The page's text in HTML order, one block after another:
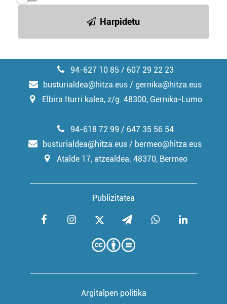
irakurri
Harpidetu
94-627 10 85 / 607 29 22 23
busturialdea@hitza.eus / gernika@hitza.eus
Elbira Iturri kalea, z/g. 48300, Gernika-Lumo
Publizitatea
94-618 72 99 / 647 35 56 54
busturialdea@hitza.eus / bermeo@hitza.eus
Atalde 17, atzealdea. 48370, Bermeo
Argitalpen politika